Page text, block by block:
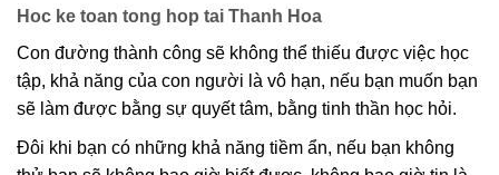
Hoc ke toan tong hop tai Thanh Hoa
Con đường thành công sẽ không thể thiếu được việc học
tập, khả năng của con người là vô hạn, nếu bạn muốn bạn
sẽ làm được bằng sự quyết tâm, bằng tinh thần học hỏi.
Đôi khi bạn có những khả năng tiềm ẩn, nếu bạn không